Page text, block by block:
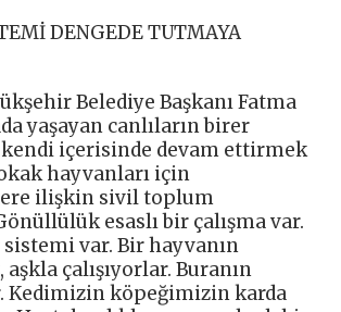
DENGEDE TUTMAYA
Belediye Başkanı Fatma
yaşayan canlıların birer
içerisinde devam ettirmek
hayvanları için
ilişkin sivil toplum
esaslı bir çalışma var.
var. Bir hayvanın
çalışıyorlar. Buranın
Kedimizin köpeğimizin karda